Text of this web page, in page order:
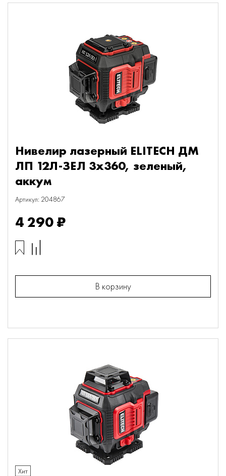
Нивелир лазерный ELITECH ДМ
ЛП 12Л-ЗЕЛ 3х360, зеленый,
аккум
Артикул: 204867
4 290 ₽
В корзину
Хит